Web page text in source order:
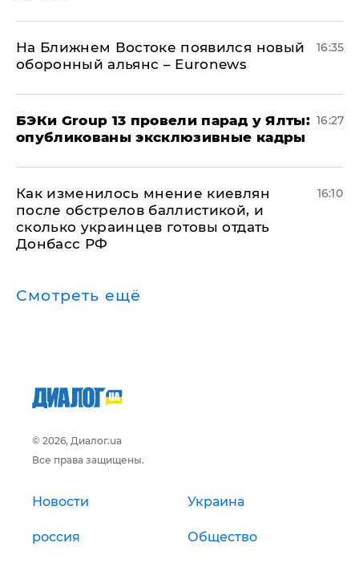
На Ближнем Востоке появился новый
оборонный альянс – Euronews
16:35
​БЭКи Group 13 провели парад у Ялты:
опубликованы эксклюзивные кадры
16:27
Как изменилось мнение киевлян
после обстрелов баллистикой, и
сколько украинцев готовы отдать
Донбасс РФ
16:10
Смотреть ещё
© 2026, Диалог.ua
Все права защищены.
Новости Украина
россия Общество